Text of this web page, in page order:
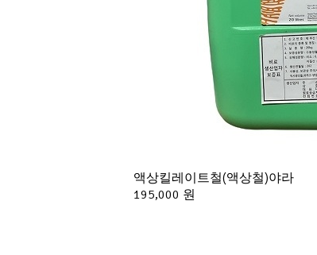
액상킬레이트철(액상철)야라
195,000 원